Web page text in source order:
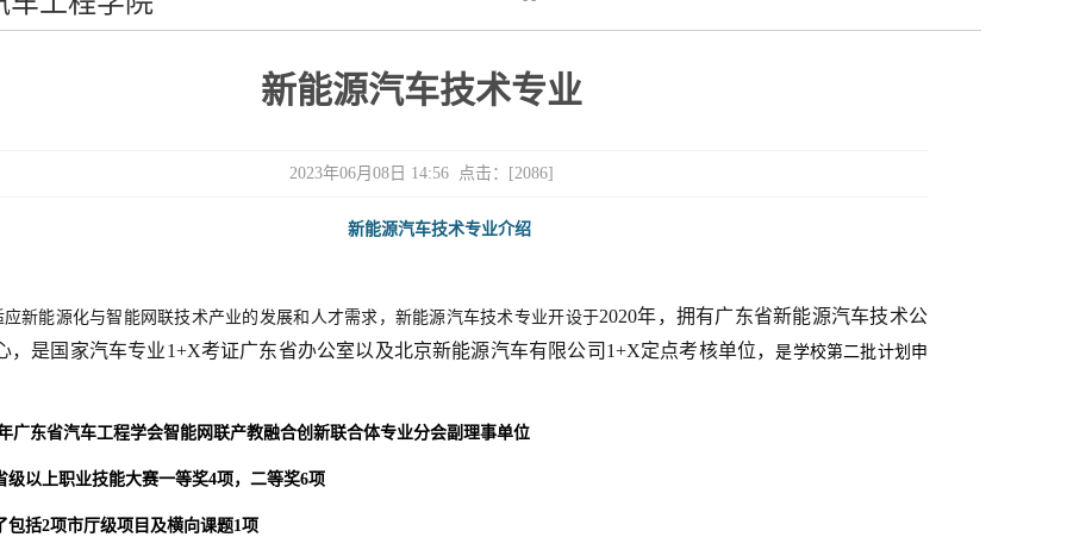
新能源汽车技术专业
2023年06月08日 14:56 点击：[2086]
新能源汽车技术专业介绍
应新能源化与智能网联技术产业的发展和人才需求，新能源汽车技术专业开设于2020年，拥有广东省新能源汽车技术公
，是国家汽车专业1+X考证广东省办公室以及北京新能源汽车有限公司1+X定点考核单位，是学校第二批计划 申
广东省汽车工程学会智能网联产教融合创新联合体专业分会副理事单位
级以上职业技能大赛一等奖4项，二等奖6项
包括2项市厅级项目及横向课题1项